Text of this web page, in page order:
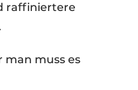
raffiniertere
man muss es